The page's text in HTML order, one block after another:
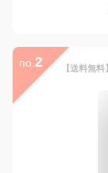
no. 2